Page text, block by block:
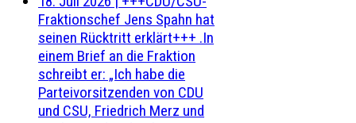
Fraktionschef Jens Spahn hat
seinen Rücktritt erklärt+++ .In
einem Brief an die Fraktion
schreibt er: „Ich habe die
Parteivorsitzenden von CDU
und CSU, Friedrich Merz und